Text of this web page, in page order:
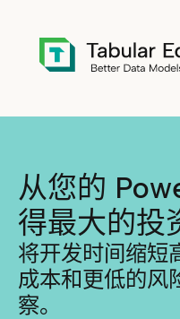
从您的
得最大的投
将开发时间缩短
成本和更低的风
察。